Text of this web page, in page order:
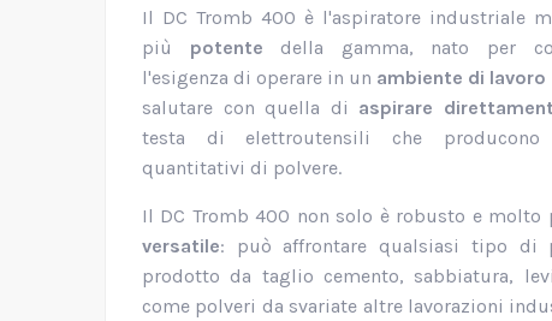
Il DC Tromb 400 è l'aspiratore industriale
più potente della gamma, nato per
l'esigenza di operare in un ambiente di
salutare con quella di aspirare
testa di elettroutensili che producono
quantitativi di polvere.
Il DC Tromb 400 non solo è robusto e molto
versatile:
può affrontare qualsiasi tipo di
prodotto da taglio cemento, sabbiatura,
come polveri da svariate altre lavorazioni